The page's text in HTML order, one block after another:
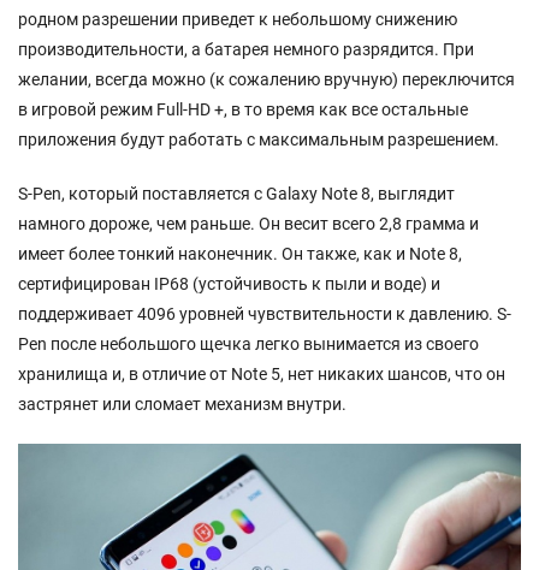
родном разрешении приведет к небольшому снижению
производительности, а батарея немного разрядится. При
желании, всегда можно (к сожалению вручную) переключится
в игровой режим Full-HD +, в то время как все остальные
приложения будут работать с максимальным разрешением.
S-Pen, который поставляется с Galaxy Note 8, выглядит
намного дороже, чем раньше. Он весит всего 2,8 грамма и
имеет более тонкий наконечник. Он также, как и Note 8,
сертифицирован IP68 (устойчивость к пыли и воде) и
поддерживает 4096 уровней чувствительности к давлению. S-
Pen после небольшого щечка легко вынимается из своего
хранилища и, в отличие от Note 5, нет никаких шансов, что он
застрянет или сломает механизм внутри.